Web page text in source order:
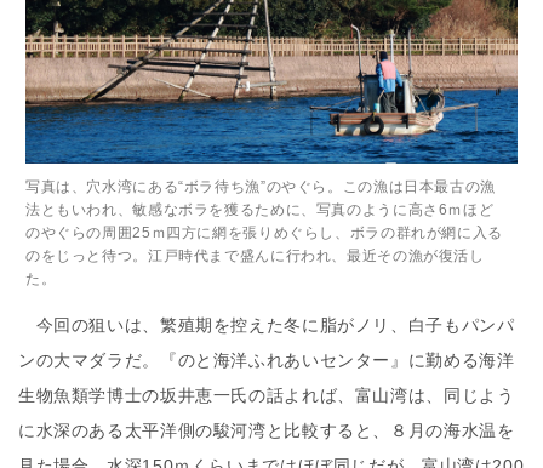
写真は、穴水湾にある“ボラ待ち漁”のやぐら。この漁は日本最古の漁
法ともいわれ、敏感なボラを獲るために、写真のように高さ6ｍほど
のやぐらの周囲25ｍ四方に網を張りめぐらし、ボラの群れが網に入る
のをじっと待つ。江戸時代まで盛んに行われ、最近その漁が復活し
た。
今回の狙いは、繁殖期を控えた冬に脂がノリ、白子もパンパ
ンの大マダラだ。『のと海洋ふれあいセンター』に勤める海洋
生物魚類学博士の坂井恵一氏の話よれば、富山湾は、同じよう
に水深のある太平洋側の駿河湾と比較すると、８月の海水温を